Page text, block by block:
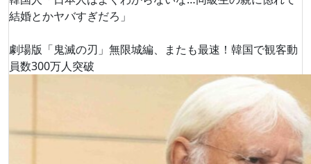
結婚とかヤバすぎだろ」
劇場版「鬼滅の刃」無限城編、またも最速！韓国で観客動
員数300万人突破